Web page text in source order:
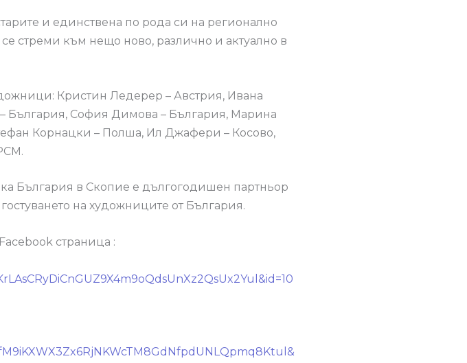
и единствена по рода си на регионално
стреми към нещо ново, различно и актуално в
Кристин Ледерер – Австрия, Ивана
България, София Димова – България, Марина
Корнацки – Полша, Ил Джафери – Косово,
България в Скопие е дългогодишен партньор
на художниците от България.
страница :